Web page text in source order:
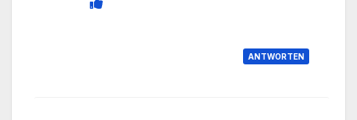
ANTWORTEN